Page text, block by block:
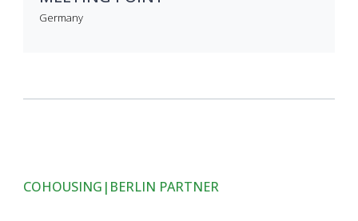
Germany
COHOUSING|BERLIN PARTNER